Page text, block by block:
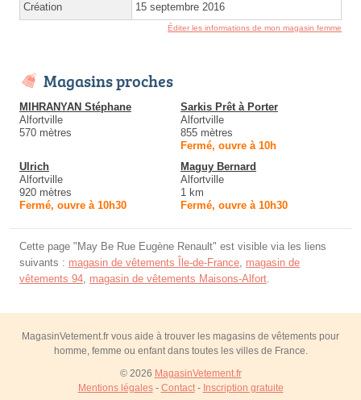
Création 15 septembre 2016
Éditer les informations de mon magasin femme
Magasins proches
MIHRANYAN Stéphane
Alfortville
570 mètres
Sarkis Prêt à Porter
Alfortville
855 mètres
Fermé, ouvre à 10h
Ulrich
Alfortville
920 mètres
Fermé, ouvre à 10h30
Maguy Bernard
Alfortville
1 km
Fermé, ouvre à 10h30
Cette page "May Be Rue Eugène Renault" est visible via les liens
suivants : magasin de vêtements Île-de-France, magasin de
vêtements 94, magasin de vêtements Maisons-Alfort.
MagasinVetement.fr vous aide à trouver les magasins de vêtements pour
homme, femme ou enfant dans toutes les villes de France.
© 2026 MagasinVetement.fr
Mentions légales- Contact- Inscription gratuite